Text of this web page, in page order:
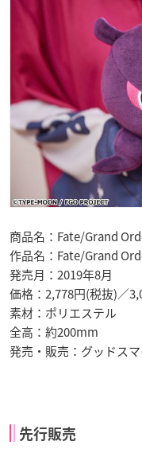
商品名：Fate/Grand
作品名：Fate/Grand
発売月：2019年8月
価格：2,778円(税抜)／
素材：ポリエステル
全高：約200mm
発売・販売：グッドス
先行販売